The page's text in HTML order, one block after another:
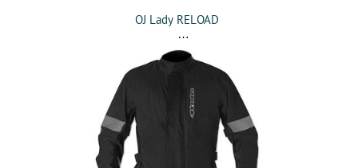
OJ Lady RELOAD